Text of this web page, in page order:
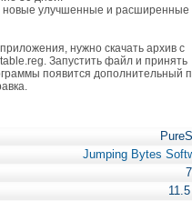
новые улучшенные и расширенные
нужно скачать архив с
Запустить файл и принять
появится дополнительный
Jumping Bytes